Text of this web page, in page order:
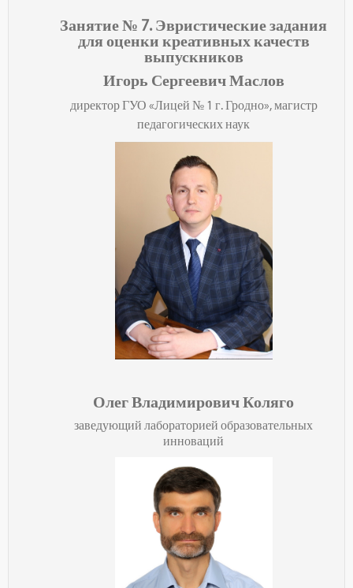
Занятие № 7. Эвристические задания
для оценки креативных качеств
выпускников
Игорь Сергеевич Маслов
директор ГУО «Лицей № 1 г. Гродно», магистр
педагогических наук
Олег Владимирович Коляго
заведующий лабораторией образовательных
инноваций